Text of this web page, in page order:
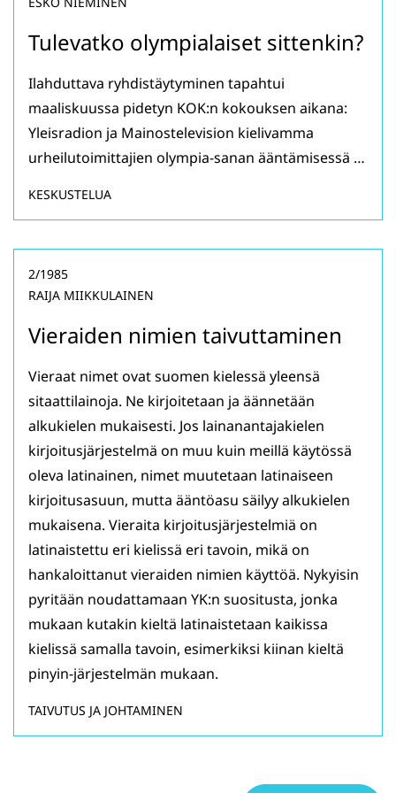
Tulevatko olympialaiset sittenkin?
Ilahduttava ryhdistäytyminen tapahtui
maaliskuussa pidetyn KOK:n kokouksen aikana:
Yleisradion ja Mainostelevision kielivamma
urheilutoimittajien olympia-sanan ääntämisessä …
KESKUSTELUA
Vieraiden nimien taivuttaminen
2/1985
RAIJA MIIKKULAINEN
Vieraat nimet ovat suomen kielessä yleensä
sitaattilainoja. Ne kirjoitetaan ja äännetään
alkukielen mukaisesti. Jos lainanantajakielen
kirjoitusjärjestelmä on muu kuin meillä käytössä
oleva latinainen, nimet muutetaan latinaiseen
kirjoitusasuun, mutta ääntöasu säilyy alkukielen
mukaisena. Vieraita kirjoitusjärjestelmiä on
latinaistettu eri kielissä eri tavoin, mikä on
hankaloittanut vieraiden nimien käyttöä. Nykyisin
pyritään noudattamaan YK:n suositusta, jonka
mukaan kutakin kieltä latinaistetaan kaikissa
kielissä samalla tavoin, esimerkiksi kiinan kieltä
pinyin-järjestelmän mukaan.
TAIVUTUS JA JOHTAMINEN